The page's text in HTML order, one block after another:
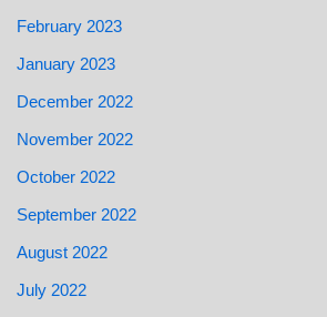
February 2023
January 2023
December 2022
November 2022
October 2022
September 2022
August 2022
July 2022